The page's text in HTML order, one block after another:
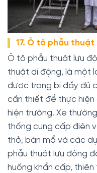
17. Ô tô phẫu
Ô tô phẫu thuật lưu
thuật di động, là một
được trang bị đầy đủ
cần thiết để thực
hiện trường. Xe
thống cung cấp điện
thở, bàn mổ và các
phẫu thuật lưu động
huống khẩn cấp,